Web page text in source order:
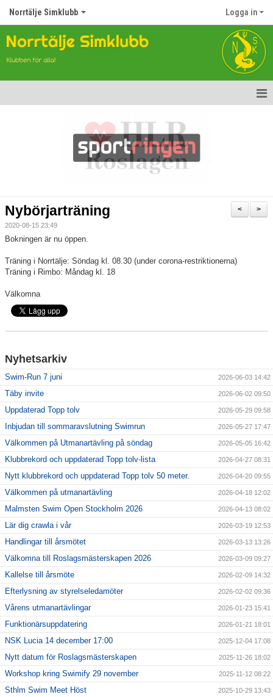
Norrtälje Simklubb Logga in
Topp Tolv
Våra tävlingar
>
<
Nybörjarträning
2020-08-15 23:49
Bokningen är nu öppen.
Träning i Norrtälje: Söndag kl. 08.30 (under corona-restriktionerna)
Träning i Rimbo: Måndag kl. 18
Välkomna
Nyhetsarkiv
Swim-Run 7 juni 2026-06-03 14:42
Täby invite 2026-06-02 09:50
Uppdaterad Topp tolv 2026-05-29 09:58
Inbjudan till sommaravslutning Swimrun 2026-05-27 17:47
Välkommen på Utmanartävling på söndag 2026-05-05 16:42
Klubbrekord och uppdaterad Topp tolv-lista 2026-04-27 08:31
Nytt klubbrekord och uppdaterad Topp tolv 50 meter. 2026-04-20 09:55
Välkommen på utmanartävling 2026-04-18 12:02
Malmsten Swim Open Stockholm 2026 2026-04-13 08:02
Lär dig crawla i vår 2026-03-19 12:53
Handlingar till årsmötet 2026-03-13 13:26
Välkomna till Roslagsmästerskapen 2026 2026-03-09 09:27
Kallelse till årsmöte 2026-02-09 14:32
Efterlysning av styrelseledamöter 2026-02-02 09:36
Vårens utmanartävlingar 2026-01-23 15:41
Funktionärsuppdatering 2026-01-21 18:01
NSK Lucia 14 december 17:00 2025-12-04 17:08
Nytt datum för Roslagsmästerskapen 2025-11-26 18:02
Workshop kring Swimify 29 november 2025-11-12 08:22
Sthlm Swim Meet Höst 2025-10-29 13:43